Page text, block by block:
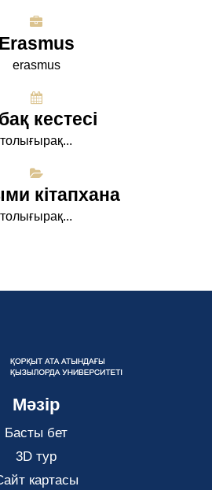
Erasmus
erasmus
кестесі
толығырақ...
кітапхана
толығырақ...
Мәзір
Басты бет
3D тур
картасы